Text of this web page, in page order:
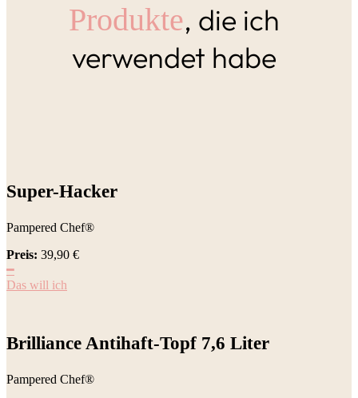
Produkte, die ich
verwendet habe
Super-Hacker
Pampered Chef®
Preis: 39,90 €
━
Das will ich
Brilliance Antihaft-Topf 7,6 Liter
Pampered Chef®